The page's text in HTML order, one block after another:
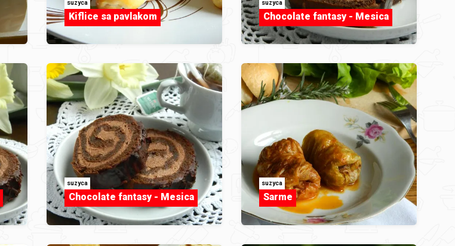
suzyca
Kiflice sa pavlakom
suzyca
Chocolate fantasy - Mesica
suzyca
Chocolate fantasy - Mesica
suzyca
Sarme